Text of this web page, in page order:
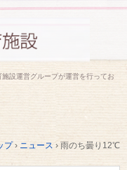
設運営グループが運営を行ってお
プ › ニュース › 雨のち曇り12℃